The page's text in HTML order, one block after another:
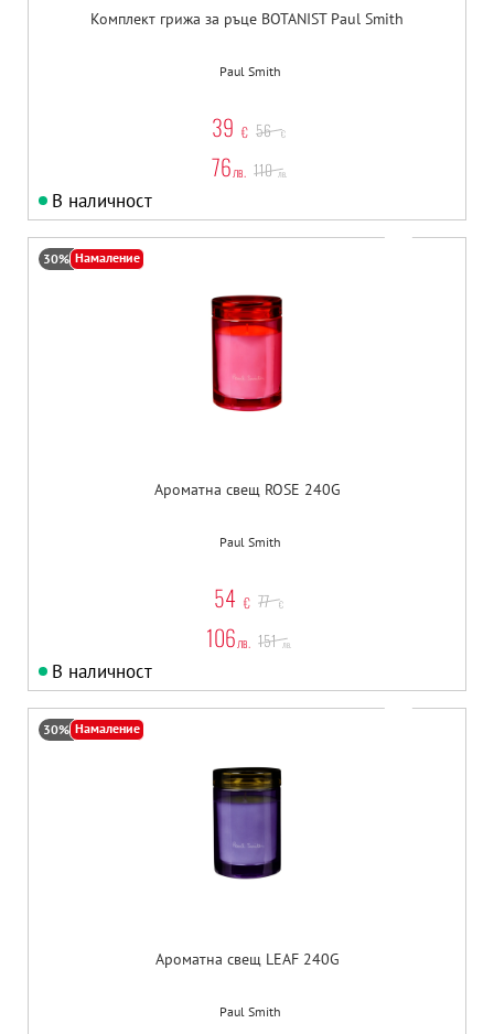
Комплект грижа за ръце BOTANIST Paul Smith
Paul Smith
39 € 56 €
76лв. 110 лв.
В наличност
30% Намаление
Ароматна свещ ROSE 240G
Paul Smith
54 € 77 €
106лв. 151 лв.
В наличност
30% Намаление
Ароматна свещ LEAF 240G
Paul Smith